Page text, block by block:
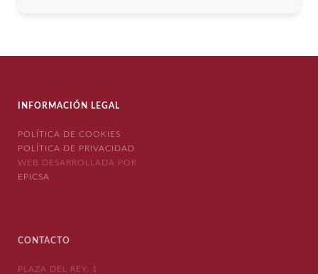
INFORMACIÓN LEGAL
POLÍTICA DE COOKIES
POLÍTICA DE PRIVACIDAD
WEB DESARROLLADA POR
EPICSA
CONTACTO
PLAZA DEL REY, 1